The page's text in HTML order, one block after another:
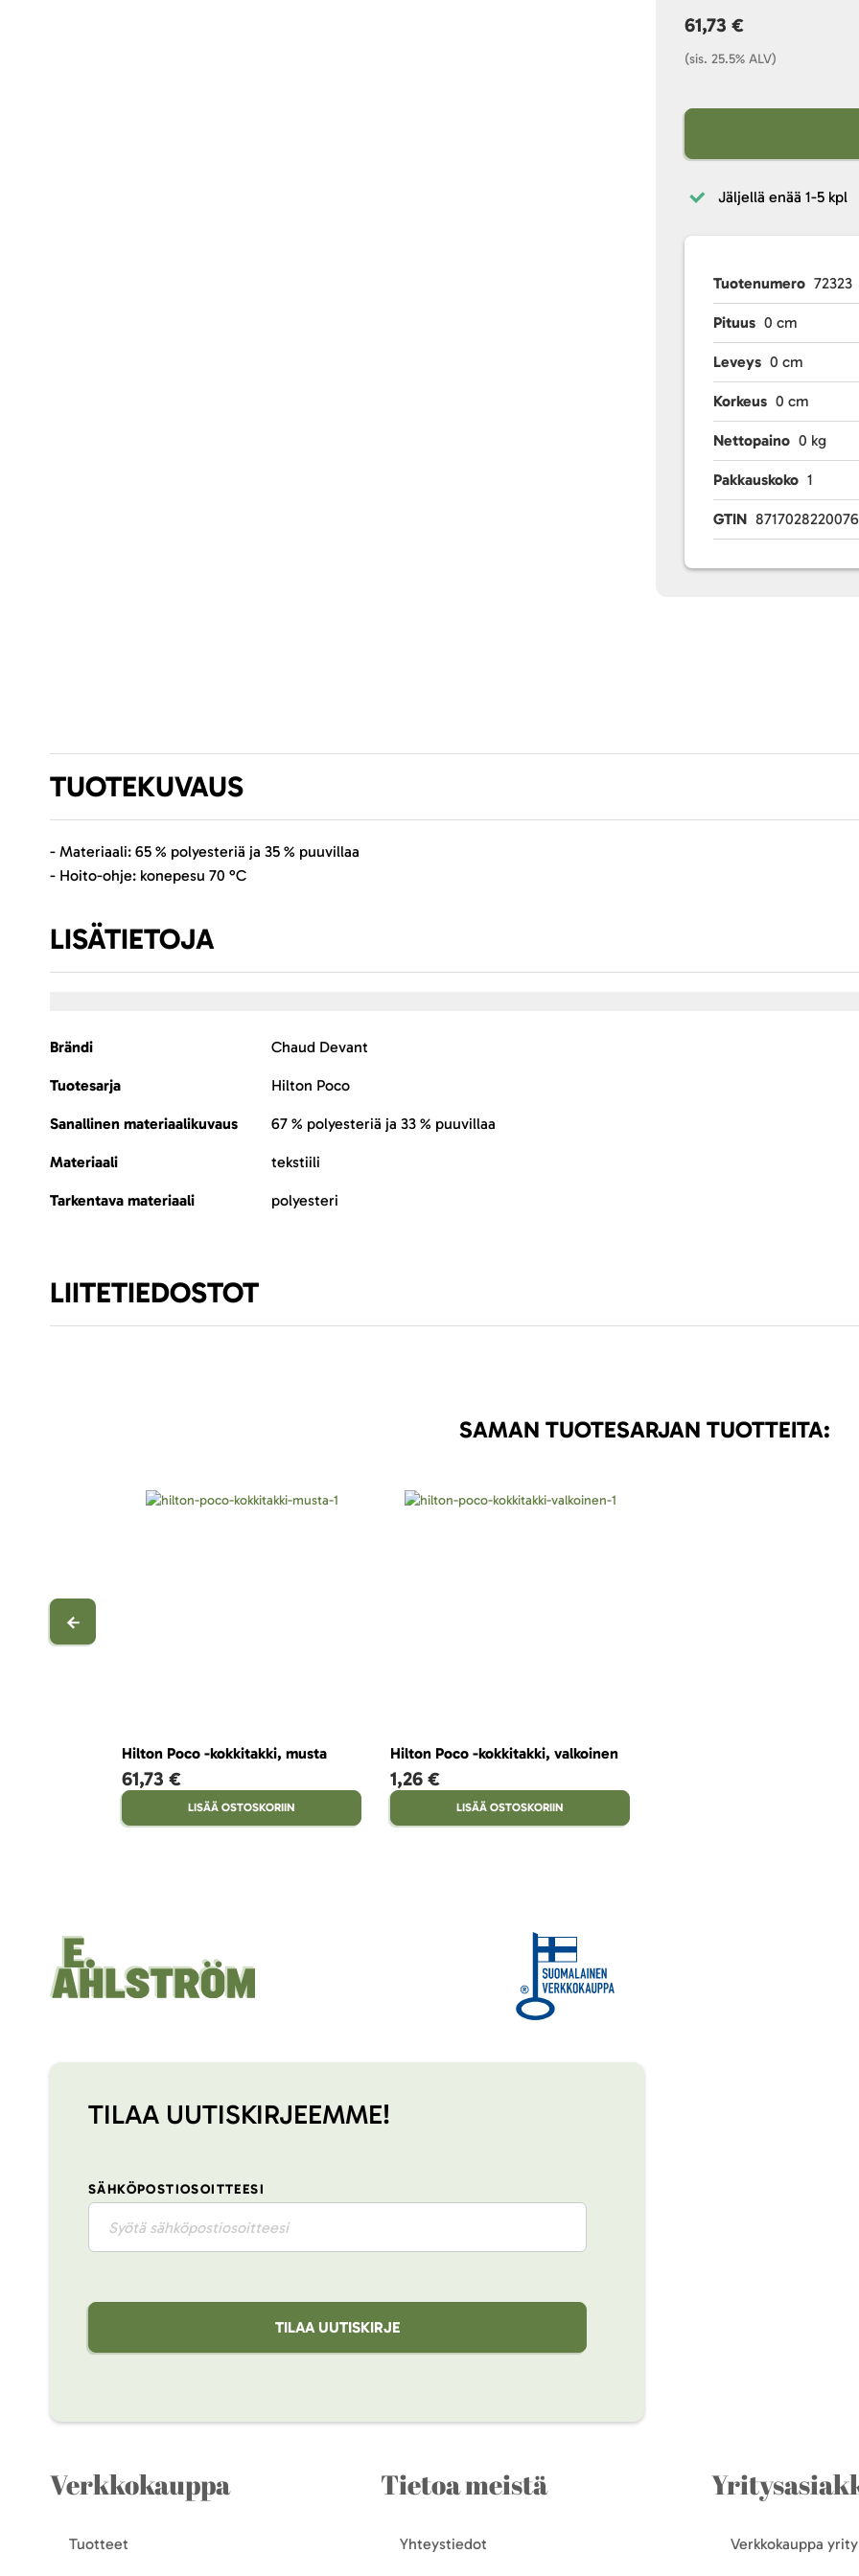
61,73 €
(sis. 25.5% ALV)
Jäljellä enää 1-5 kpl
Tuotenumero 72323
Pituus 0 cm
Leveys 0 cm
Korkeus 0 cm
Nettopaino 0 kg
Pakkauskoko 1
GTIN 8717028220076
TUOTEKUVAUS
- Materiaali: 65 % polyesteriä ja 35 % puuvillaa
- Hoito-ohje: konepesu 70 °C
LISÄTIETOJA
Lisätietoja
Brändi Chaud Devant
Tuotesarja Hilton Poco
Sanallinen materiaalikuvaus 67 % polyesteriä ja 33 % puuvillaa
Materiaali tekstiili
Tarkentava materiaali polyesteri
LIITETIEDOSTOT
SAMAN TUOTESARJAN TUOTTEITA:
Hilton Poco -kokkitakki, musta
61,73 €
LISÄÄ OSTOSKORIIN
Hilton Poco -kokkitakki, valkoinen
1,26 €
LISÄÄ OSTOSKORIIN
TILAA UUTISKIRJEEMME!
SÄHKÖPOSTIOSOITTEESI
TILAA UUTISKIRJE
Verkkokauppa
Tuotteet
Tietoa meistä
Yhteystiedot Verkkokauppa